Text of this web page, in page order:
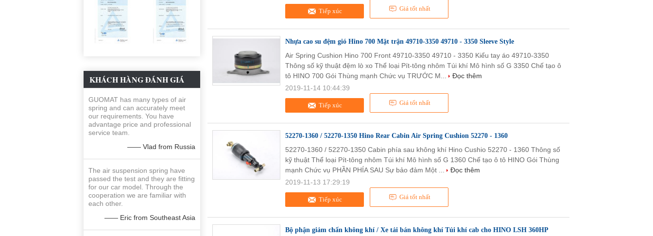
KHÁCH HÀNG ĐÁNH GIÁ
GUOMAT has many types of air
spring and can accurately meet
our requirements. You have
advantage price and professional
service team.
—— Vlad from Russia
The air suspension spring have
passed the test and they are fitting
for our car model. Through the
cooperation we are familiar with
each other.
—— Eric from Southeast Asia
Tiếp xúc Giá tốt nhất
Nhựa cao su đệm gió Hino 700 Mặt trận 49710-3350 49710 - 3350 Sleeve Style
Tiếp xúc Giá tốt nhất
Air Spring Cushion Hino 700 Front 49710-3350 49710 - 3350 Kiểu tay áo 49710-3350
Thông số kỹ thuật đệm lò xo Thể loại Pít-tông nhôm Túi khí Mô hình số G 3350 Chế tạo ô
tô HINO 700 Gói Thùng mạnh Chức vụ TRƯỚC M...
Đọc thêm
2019-11-14 10:44:39
52270-1360 / 52270-1350 Hino Rear Cabin Air Spring Cushion 52270 - 1360
Tiếp xúc Giá tốt nhất
52270-1360 / 52270-1350 Cabin phía sau không khí Hino Cushio 52270 - 1360 Thông số
kỹ thuật Thể loại Pít-tông nhôm Túi khí Mô hình số G 1360 Chế tạo ô tô HINO Gói Thùng
mạnh Chức vụ PHẦN PHÍA SAU Sự bảo đảm Một ...
Đọc thêm
2019-11-13 17:29:19
Bộ phận giảm chấn không khí / Xe tải bán không khí Túi khí cab cho HINO LSH 360HP